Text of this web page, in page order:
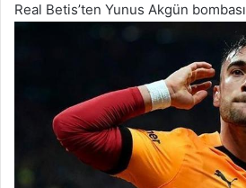
Real Betis’ten Yunus Akgün bombası